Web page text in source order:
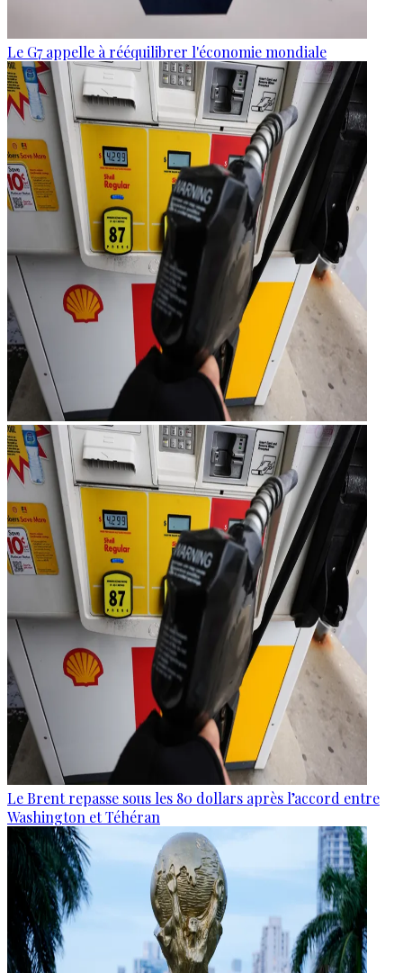
Le G7 appelle à rééquilibrer l'économie mondiale
Le Brent repasse sous les 80 dollars après l’accord entre
Washington et Téhéran